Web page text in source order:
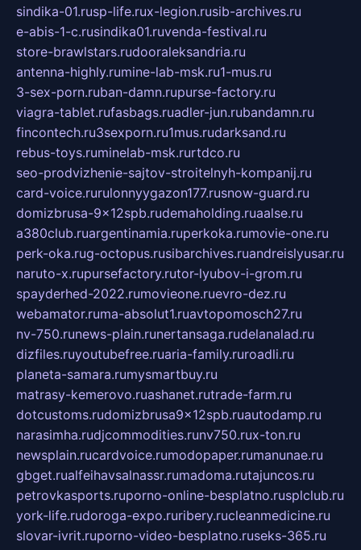
sindika-01.rusp-life.rux-legion.rusib-archives.ru
e-abis-1-c.rusindika01.ruvenda-festival.ru
store-brawlstars.rudooraleksandria.ru
antenna-highly.rumine-lab-msk.ru1-mus.ru
3-sex-porn.ruban-damn.rupurse-factory.ru
viagra-tablet.rufasbags.ruadler-jun.rubandamn.ru
fincontech.ru3sexporn.ru1mus.rudarksand.ru
rebus-toys.ruminelab-msk.rurtdco.ru
seo-prodvizhenie-sajtov-stroitelnyh-kompanij.ru
card-voice.rurulonnyygazon177.rusnow-guard.ru
domizbrusa-9x12spb.rudemaholding.ruaalse.ru
a380club.ruargentinamia.ruperkoka.rumovie-one.ru
perk-oka.rug-octopus.rusibarchives.ruandreislyusar.ru
naruto-x.rupursefactory.rutor-lyubov-i-grom.ru
spayderhed-2022.rumovieone.ruevro-dez.ru
webamator.ruma-absolut1.ruavtopomosch27.ru
nv-750.runews-plain.runertansaga.rudelanalad.ru
dizfiles.ruyoutubefree.ruaria-family.ruroadli.ru
planeta-samara.rumysmartbuy.ru
matrasy-kemerovo.ruashanet.rutrade-farm.ru
dotcustoms.rudomizbrusa9x12spb.ruautodamp.ru
narasimha.rudjcommodities.runv750.rux-ton.ru
newsplain.rucardvoice.rumodopaper.rumanunae.ru
gbget.rualfeihavsalnassr.rumadoma.rutajuncos.ru
petrovkasports.ruporno-online-besplatno.rusplclub.ru
york-life.rudoroga-expo.ruribery.rucleanmedicine.ru
slovar-ivrit.ruporno-video-besplatno.ruseks-365.ru